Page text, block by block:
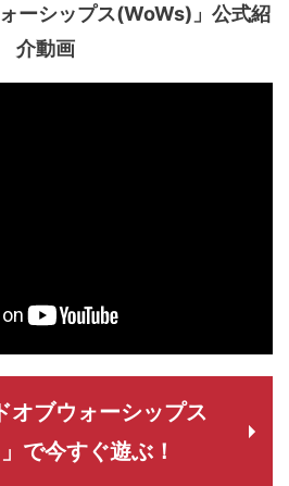
ーシップス(WoWs)」公式紹
介動画
オブウォーシップス
で今すぐ遊ぶ！